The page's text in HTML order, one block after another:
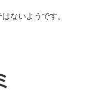
ないようです。